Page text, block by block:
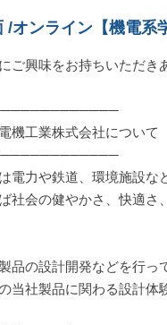
/オンライン【機電系
ご興味をお持ちいただき
機工業株式会社について
電力や鉄道、環境施設な
社会の健やかさ、快適さ
品の設計開発などを行っ
当社製品に関わる設計体